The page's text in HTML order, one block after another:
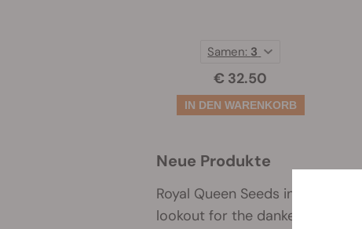
€ 32.50
Samen: 3
Neue Produkte
Royal Queen Seeds inventory
lookout for the dankest new